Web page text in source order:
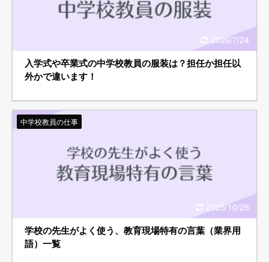
2026/7/24
入学式や卒業式の中学校教員の服装は？担任か担任以
外かで違います！
2025/10/28
中学校教員の仕事
学校の先生がよく使う、教育現場特有の言葉（業界用
語）一覧